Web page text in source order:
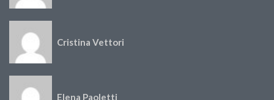
Cristina Vettori
Elena Paoletti